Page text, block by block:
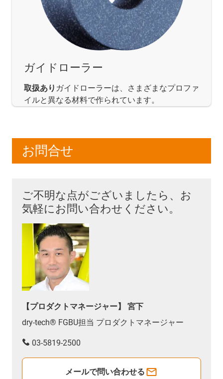
ガイドローラー
取扱あり ガイドローラーは、さまざまなプロファ
イルと異なる材料で作られています。
お問合せ
ご不明な点がございましたら、お
気軽にお問い合わせください。
【プロダクトマネージャー】 宮下
dry-tech® FGBU担当 プロダクトマネージャー
03-5819-2500
メールで問い合わせる